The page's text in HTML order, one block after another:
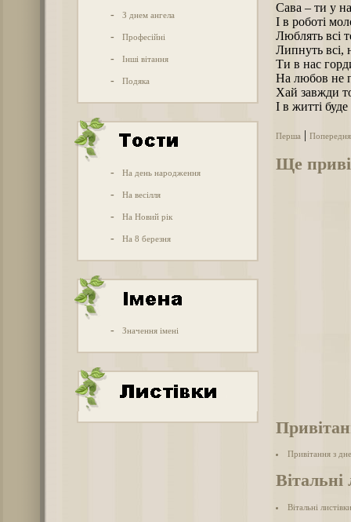
- З днем ангела
- Професійні
- Інші вітання
- Подяка
- На день народження
- На весілля
- На Новий рік
- На 8 березня
- Значення імені
Сава – ти у
І в роботі
Люблять всі
Липнуть всі,
Ти в нас
На любов не
Хай завжди
І в житті
Перша Попередня
Ще
Привітання з
Вітальні
Вітальні